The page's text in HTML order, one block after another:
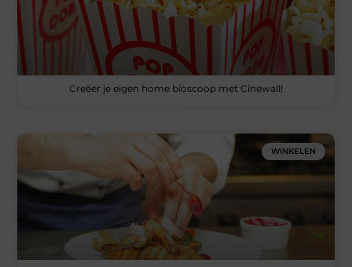
Creëer je eigen home bioscoop met Cinewall!
WINKELEN